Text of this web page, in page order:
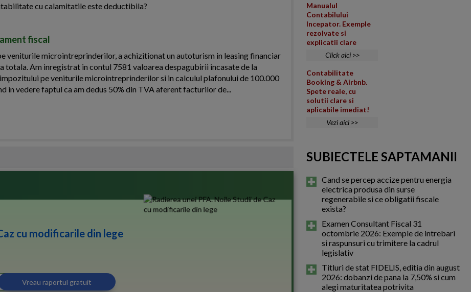
cu calamitatile este deductibila?
fiscal
veniturile microintreprinderilor, a achizitionat un autoturism in leasing financiar
totala. Am inregistrat in contul 7581 valoarea despagubirii incasate de la
pe veniturile microintreprinderilor si in calculul plafonului de 100.000
in vedere faptul ca am dedus 50% din TVA aferent facturilor de...
cu modificarile din lege
Manualul
Contabilului
Incepator. Exemple
rezolvate si
explicatii clare
Click aici >>
Contabilitate
Booking & Airbnb.
Spete reale, cu
solutii clare si
aplicabile imediat!
Vezi aici >>
SUBIECTELE SAPTAMANII
Cand se percep accize pentru energia
electrica produsa din surse
regenerabile si ce obligatii fiscale
exista?
Examen Consultant Fiscal 31
octombrie 2026: Exemple de intrebari
si raspunsuri cu trimitere la cadrul
legislativ
Titluri de stat FIDELIS, editia din august
2026: dobanzi de pana la 7,50% si cum
alegi maturitatea potrivita